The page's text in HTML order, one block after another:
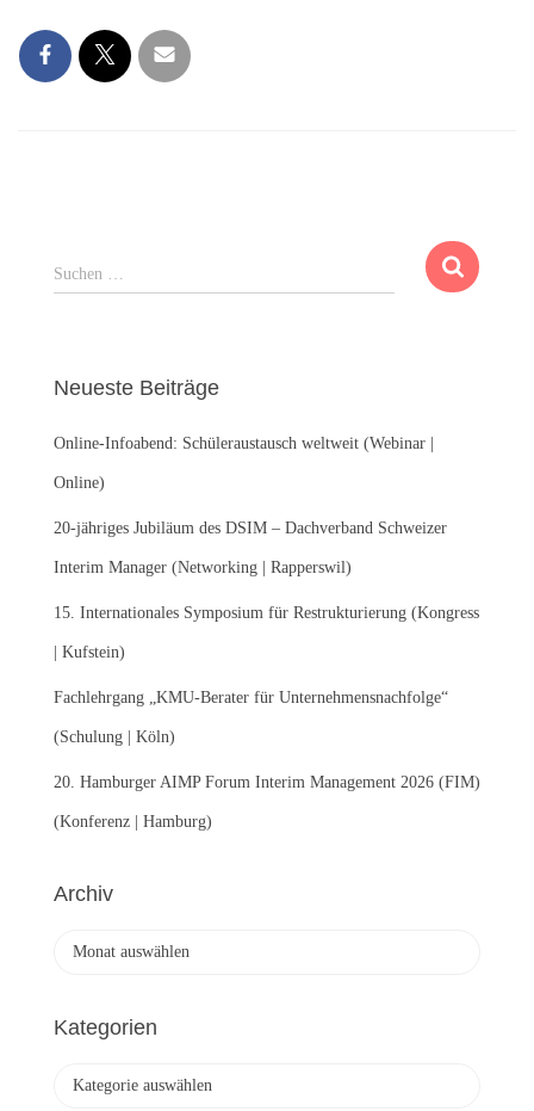
S
u
n
a
c
:
Suchen …
Neueste Beiträge
Online-Infoabend: Schüleraustausch weltweit (Webinar |
Online)
20-jähriges Jubiläum des DSIM – Dachverband Schweizer
Interim Manager (Networking | Rapperswil)
15. Internationales Symposium für Restrukturierung (Kongress
| Kufstein)
Fachlehrgang „KMU-Berater für Unternehmensnachfolge“
(Schulung | Köln)
20. Hamburger AIMP Forum Interim Management 2026 (FIM)
(Konferenz | Hamburg)
Archiv
h
Kategorien